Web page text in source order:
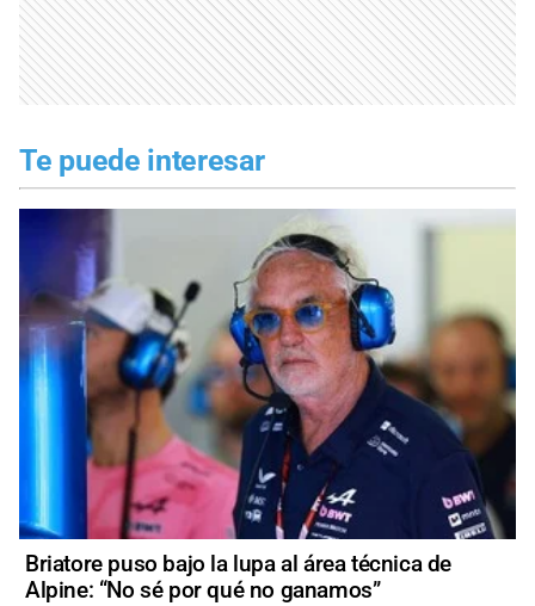
Te puede interesar
Briatore puso bajo la lupa al área técnica de
Alpine: “No sé por qué no ganamos”